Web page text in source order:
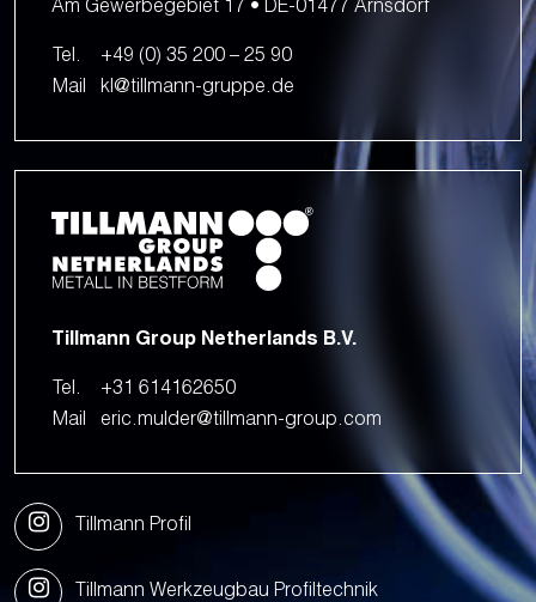
Am Gewerbegebiet 17 • DE-01477 Arnsdorf
Tel.
+49 (0) 35 200 – 25 90
Mail
kl@tillmann-gruppe.de
Tillmann Group Netherlands B.V.
Tel.
+31 614162650
Mail
eric.mulder@tillmann-group.com
Tillmann Profil
Tillmann Werkzeugbau Profiltechnik